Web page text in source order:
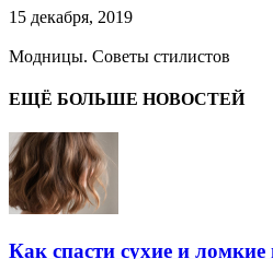
15 декабря, 2019
Модницы. Советы стилистов
ЕЩЁ БОЛЬШЕ НОВОСТЕЙ
Как спасти сухие и